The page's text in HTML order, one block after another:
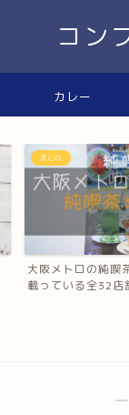
コン
カレー
南森町駅・大阪天満宮駅
台湾朝食専門店
ナマナ）のメニュ